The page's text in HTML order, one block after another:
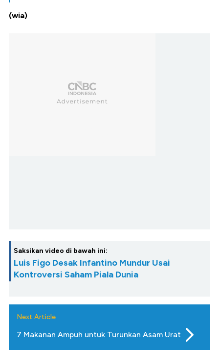
(wia)
Saksikan video di bawah ini:
Luis Figo Desak Infantino Mundur Usai
Kontroversi Saham Piala Dunia
Next Article
7 Makanan Ampuh untuk Turunkan Asam Urat